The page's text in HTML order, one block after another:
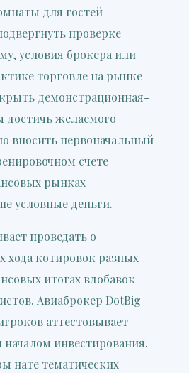
для гостей
проверке
условия брокера или
торговле на рынке
демонстрационная-
желаемого
вносить первоначальный
счете
рынках
условные деньги.
проведать о
хода котировок разных
итогах вдобавок
Авиаброкер DotBig
аттестовывает
началом инвестирования.
нате тематических